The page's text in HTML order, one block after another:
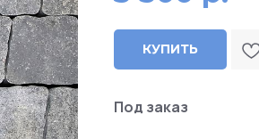
КУПИТЬ
Под заказ